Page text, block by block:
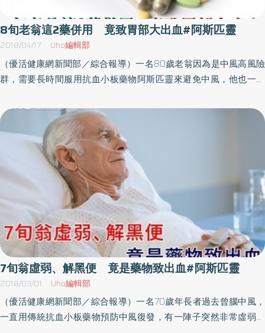
向前，雙手臂彎曲撐扶在桌上，減輕呼吸負擔、增加肺擴張，並給
予心理支持，減少焦慮恐懼感。本身有使用吸入型速效支氣管擴張
劑者，應於第1小時內，每20分鐘吸2至4下，最多可吸到10下。若
症狀未緩解或呼吸困難加劇，並出現嘴唇或指甲發紫，說話或走路
都有困難，則必須儘速就醫。陳秋芬護理師提醒，阿斯匹靈雖然容
易購買取得，但過度服用或濫用，會產生不良副作用。氣喘患者就
健康把關，並將藥物過敏的危險性降到最低。
8旬老翁這2藥併用 竟致胃部大出血#阿斯匹靈
2018/04/17 Uho編輯部
（優活健康網新聞部／綜合報導）一名80歲老翁因為是中風高風險
群，需要長時間服用抗血小板藥物阿斯匹靈來避免中風，他也一直
需要服用非類固醇類消炎止痛藥，舒緩膝蓋不適，沒想到阿斯匹靈
與非類固醇類消炎止痛藥併用，竟引發胃部大出血，家人趕快陪他
急診，緊急接受照胃鏡、輸血治療，好不容易轉危為安。臺北榮民
總醫院神經醫學中心腦血管科主治醫師林浚仁指出，高血壓、高血
脂、高血糖「三高」病友與抽菸族群等，都是中風高風險族群。國
際一項大型研究也發現，亞太地區前十大中風危險因子中，高血
壓、肥胖、飲食太鹹與不運動等，也和血壓問題息息相關，因此對
於中風高風險族群，控制三高、戒菸是預防中風的重要關鍵。曾中
風族群規律用藥 才能避免二度中風除了三高、抽菸族群，過去曾
有中風病史及心房顫動患者等，再次中風發生機率也比一般人來得
高。如果過去曾發生缺血性中風，就得規律服用抗血小板藥物，幫
助預防再次中風；若是心房顫動患者，則需要服用抗凝血藥物，降
低中風的發生率。以過去曾發生缺血性中風的患者來說，規律服用
阿斯匹靈等抗血小板藥物，有助血液循環保持通暢，減少再次中風
風險。不過，有些患者長時間服用阿斯匹靈，卻產生胃潰瘍、胃出
7旬翁虛弱、解黑便 竟是藥物致出血#阿斯匹靈
2018/03/01 Uho編輯部
（優活健康網新聞部／綜合報導）一名70歲年長者過去曾腦中風，
一直用傳統抗血小板藥物預防中風復發，有一陣子突然非常虛弱，